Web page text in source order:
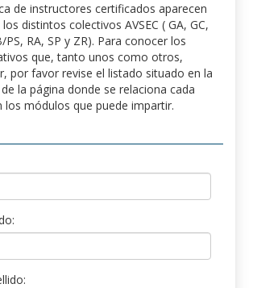
de instructores certificados aparecen
distintos colectivos AVSEC ( GA, GC,
PS, RA, SP y ZR). Para conocer los
que, tanto unos como otros,
por favor revise el listado situado en la
la página donde se relaciona cada
los módulos que puede impartir.